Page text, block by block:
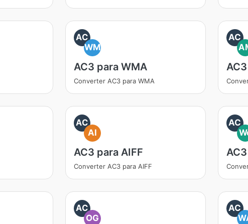
AC
WM
AC3 para WMA
Converter AC3 para WMA
AC
AC
AI
AC3 para AIFF
Converter AC3 para AIFF
AC
AC
OG
AC